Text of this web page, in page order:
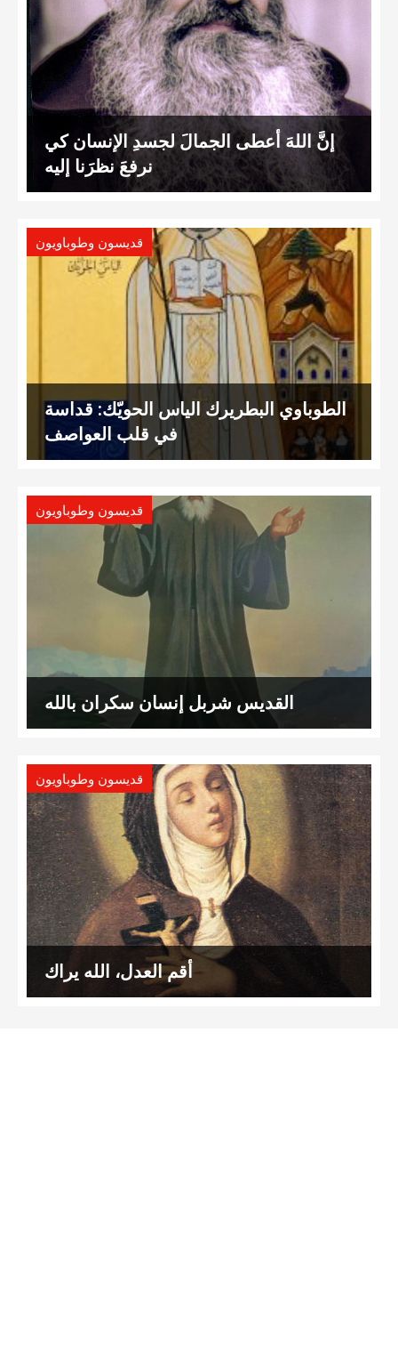
إنَّ اللهَ أعطى الجمالَ لجسدِ الإنسان كي
نرفعَ نظرَنا إليه
قديسون وطوباويون
الطوباوي البطريرك الياس الحويّك: قداسة
في قلب العواصف
قديسون وطوباويون
القديس شربل إنسان سكران بالله
قديسون وطوباويون
أقم العدل، الله يراك